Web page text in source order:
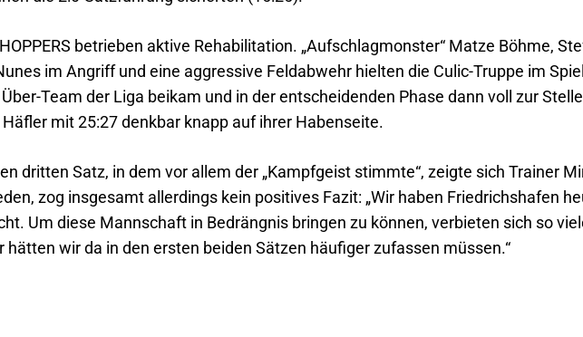
betrieben aktive Rehabilitation. „Aufschlagmonster“ Matze Böhme,
im Angriff und eine aggressive Feldabwehr hielten die Culic-Truppe im
Team der Liga beikam und in der entscheidenden Phase dann voll zur
mit 25:27 denkbar knapp auf ihrer Habenseite.
dritten Satz, in dem vor allem der „Kampfgeist stimmte“, zeigte sich Trainer
zog insgesamt allerdings kein positives Fazit: „Wir haben Friedrichshafen
Um diese Mannschaft in Bedrängnis bringen zu können, verbieten sich so
hätten wir da in den ersten beiden Sätzen häufiger zufassen müssen.“